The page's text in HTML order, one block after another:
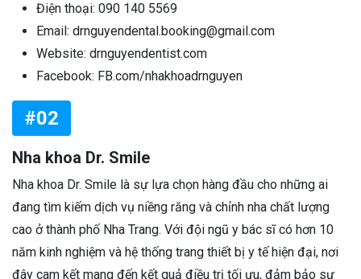
Điện thoại: 090 140 5569
Email: drnguyendental.booking@gmail.com
Website: drnguyendentist.com
Facebook: FB.com/nhakhoadrnguyen
#02
Nha khoa Dr. Smile
Nha khoa Dr. Smile là sự lựa chọn hàng đầu cho những ai
đang tìm kiếm dịch vụ niềng răng và chỉnh nha chất lượng
cao ở thành phố Nha Trang. Với đội ngũ y bác sĩ có hơn 10
năm kinh nghiệm và hệ thống trang thiết bị y tế hiện đại, nơi
đây cam kết mang đến kết quả điều trị tối ưu, đảm bảo sự